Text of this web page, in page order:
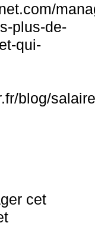
plus-de-
qui-
blog/
cet